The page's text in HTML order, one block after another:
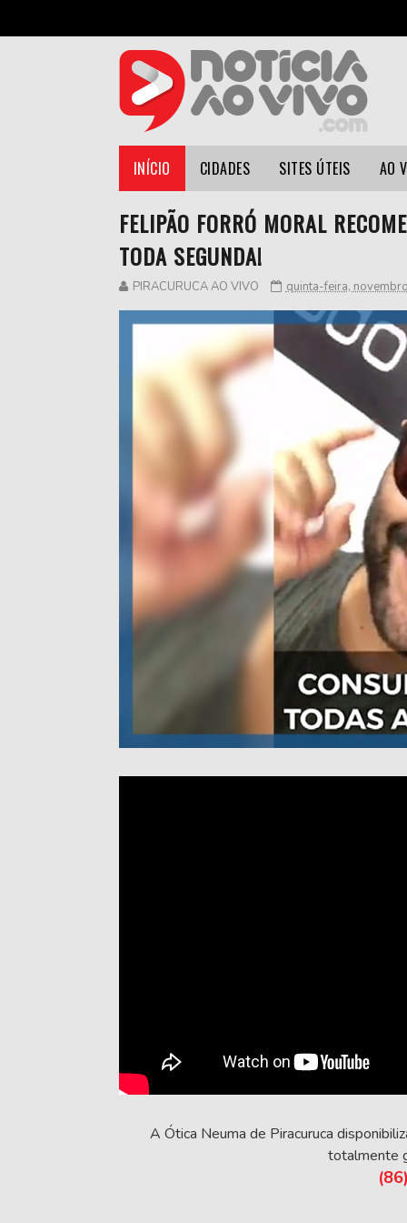
INÍCIO CIDADES SITES ÚTEIS AO
FELIPÃO FORRÓ MORAL
TODA SEGUNDA!
PIRACURUCA AO VIVO quinta-feira,
A Ótica Neuma de Piracuruca
totalmente